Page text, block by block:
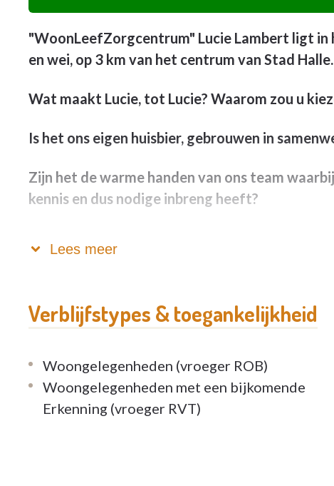
"WoonLeefZorgcentrum" Lucie Lambert ligt in
en wei, op 3 km van het centrum van Stad Halle.
Wat maakt Lucie, tot Lucie? Waarom zou u
Is het ons eigen huisbier, gebrouwen in
Zijn het de warme handen van ons team
kennis en dus nodige inbreng heeft?
met het huis naar buiten trekken?
warme knuffels, reminiscentie vanuit positieve
Misschien wenst u eens te komen proeven van
opsnuiven of is er een activiteit die u prikkelt?
Aarzel niet om ons te contacteren voor
Lees meer
Verblijfstypes & toegankelijkheid
Woongelegenheden (vroeger ROB)
Woongelegenheden met een bijkomende
Erkenning (vroeger RVT)